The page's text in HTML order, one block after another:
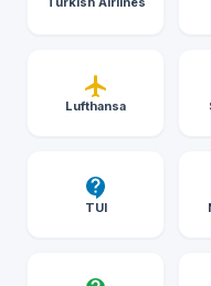
Lufthansa
TUI